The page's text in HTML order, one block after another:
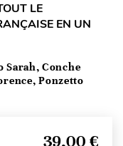
LE
EN UN
Sarah, Conche
Ponzetto
39,00 €